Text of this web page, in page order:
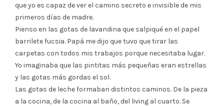
que yo es capaz de ver el camino secreto e invisible de mis
primeros días de madre.
Pienso en las gotas de lavandina que salpiqué en el papel
barrilete fucsia. Papá me dijo que tuvo que tirar las
carpetas con todos mis trabajos porque necesitaba lugar.
Yo imaginaba que las pintitas más pequeñas eran estrellas
y las gotas más gordas el sol.
Las gotas de leche formaban distintos caminos. De la pieza
a la cocina, de la cocina al baño, del living al cuarto. Se